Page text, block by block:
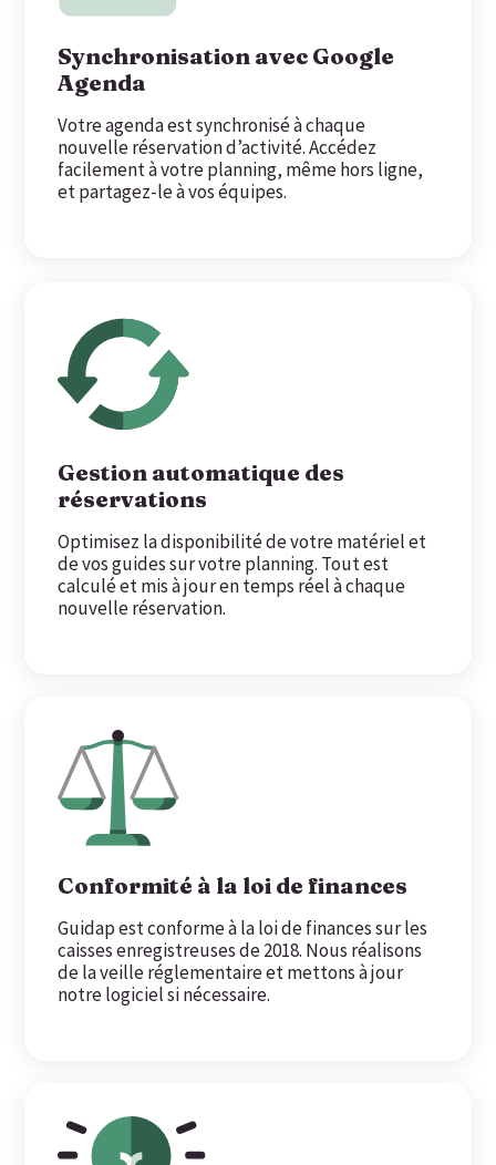
Synchronisation avec Google
Agenda
Votre agenda est synchronisé à chaque
nouvelle réservation d’activité. Accédez
facilement à votre planning, même hors ligne,
et partagez-le à vos équipes.
Gestion automatique des
réservations
Optimisez la disponibilité de votre matériel et
de vos guides sur votre planning. Tout est
calculé et mis à jour en temps réel à chaque
nouvelle réservation.
Conformité à la loi de finances
Guidap est conforme à la loi de finances sur les
caisses enregistreuses de 2018. Nous réalisons
de la veille réglementaire et mettons à jour
notre logiciel si nécessaire.